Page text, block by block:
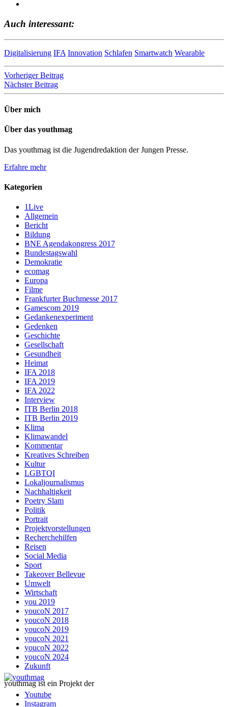
Auch interessant:
Digitalisierung IFA Innovation Schlafen Smartwatch Wearable
Beitragsnavigation
Vorheriger Beitrag
Nächster Beitrag
Über mich
Über das youthmag
Das youthmag ist die Jugendredaktion der Jungen Presse.
Erfahre mehr
Kategorien
1Live
Allgemein
Bericht
Bildung
BNE Agendakongress 2017
Bundestagswahl
Demokratie
ecomag
Europa
Filme
Frankfurter Buchmesse 2017
Gamescom 2019
Gedankenexperiment
Gedenken
Geschichte
Gesellschaft
Gesundheit
Heimat
IFA 2018
IFA 2019
IFA 2022
Interview
ITB Berlin 2018
ITB Berlin 2019
Klima
Klimawandel
Kommentar
Kreatives Schreiben
Kultur
LGBTQI
Lokaljournalismus
Nachhaltigkeit
Poetry Slam
Politik
Portrait
Projektvorstellungen
Recherchehilfen
Reisen
Social Media
Sport
Takeover Bellevue
Umwelt
Wirtschaft
you 2019
youcoN 2017
youcoN 2018
youcoN 2019
youcoN 2021
youcoN 2022
youcoN 2024
Zukunft
youthmag ist ein Projekt der
Youtube
Instagram